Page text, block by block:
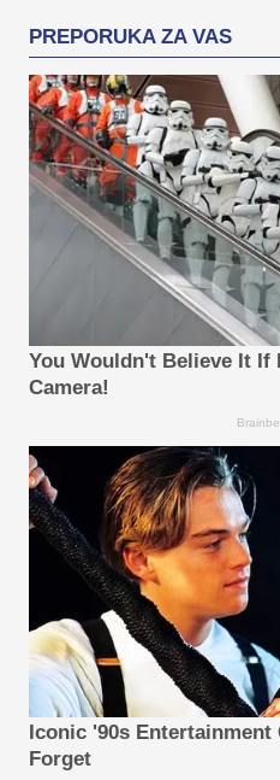
PREPORUKA ZA VAS
You Wouldn't Believe It If
Camera!
Iconic '90s
Forget